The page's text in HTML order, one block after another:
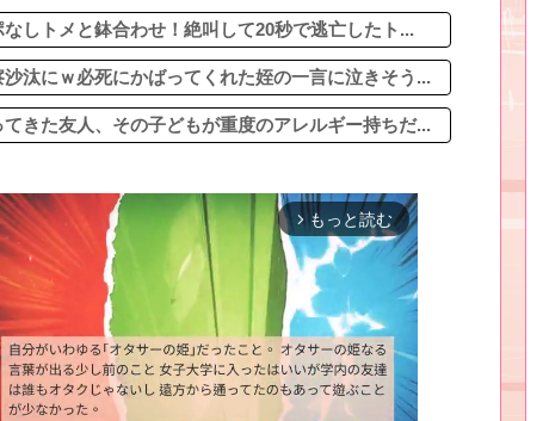
しトメと鉢合わせ！絶叫して20秒で逃亡したト...
汰にｗ必死にかばってくれた姪の一言に泣きそう...
きた友人、その子どもが重度のアレルギー持ちだ...
arrow_forward_ios もっと読む